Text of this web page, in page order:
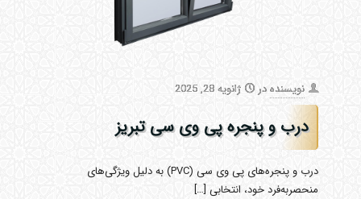
نویسندهدر ژانویه 28, 2025
درب و پنجره پی وی سی تبریز
درب و پنجره‌های پی وی سی (PVC) به دلیل ویژگی‌های
منحصربه‌فرد خود، انتخابی […]